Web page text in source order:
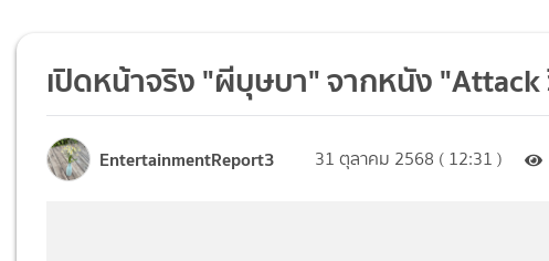
เปิดหน้าจริง "ผีบุษบา" จากหนัง
EntertainmentReport3 31 ตุลาคม 2568 ( 12:31 )